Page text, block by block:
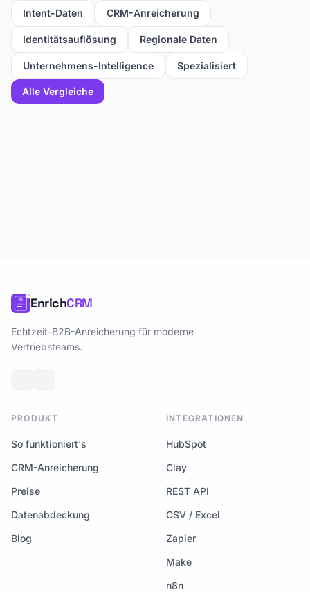
Intent-Daten CRM-Anreicherung
Identitätsauflösung Regionale Daten
Unternehmens-Intelligence Spezialisiert
Alle Vergleiche
EnrichCRM
Echtzeit-B2B-Anreicherung für moderne
Vertriebsteams.
PRODUKT
So funktioniert's
CRM-Anreicherung
Preise
Datenabdeckung
Blog
INTEGRATIONEN
HubSpot
Clay
REST API
CSV / Excel
Zapier
Make
n8n